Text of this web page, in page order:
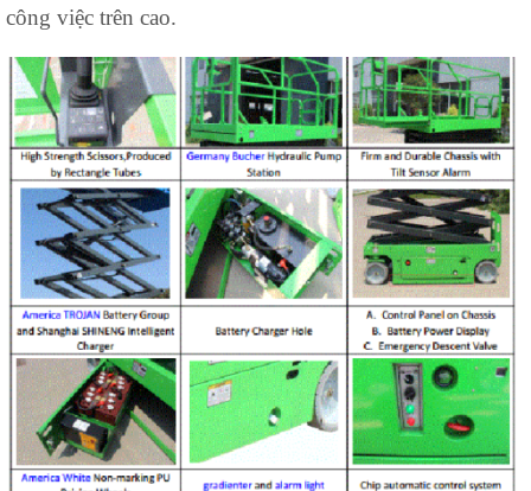
công việc trên cao.